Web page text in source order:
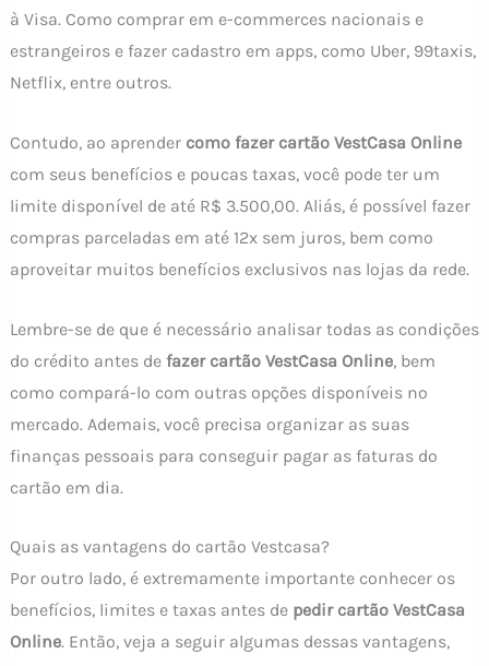
à Visa. Como comprar em e-commerces nacionais e
estrangeiros e fazer cadastro em apps, como Uber, 99taxis,
Netflix, entre outros.
Contudo, ao aprender como fazer cartão VestCasa Online
com seus benefícios e poucas taxas, você pode ter um
limite disponível de até R$ 3.500,00. Aliás, é possível fazer
compras parceladas em até 12x sem juros, bem como
aproveitar muitos benefícios exclusivos nas lojas da rede.
Lembre-se de que é necessário analisar todas as condições
do crédito antes de fazer cartão VestCasa Online, bem
como compará-lo com outras opções disponíveis no
mercado. Ademais, você precisa organizar as suas
finanças pessoais para conseguir pagar as faturas do
cartão em dia.
Quais as vantagens do cartão Vestcasa?
Por outro lado, é extremamente importante conhecer os
benefícios, limites e taxas antes de pedir cartão VestCasa
Online. Então, veja a seguir algumas dessas vantagens,